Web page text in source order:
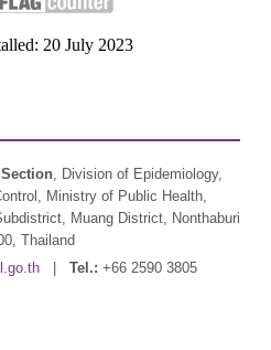
20 July 2023
, Division of Epidemiology,
Ministry of Public Health,
Muang District, Nonthaburi
Thailand
| Tel.: +66 2590 3805